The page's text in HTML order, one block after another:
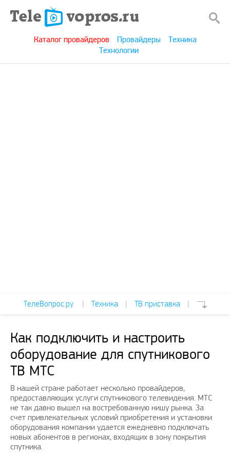
Каталог провайдеров Провайдеры
Техника
Технологии
ТелеВопрос.ру | Техника | ТВ приставка |
Как подключить и настроить
оборудование для спутникового
ТВ МТС
В нашей стране работает несколько провайдеров,
предоставляющих услуги спутникового телевидения. МТС
не так давно вышел на востребованную нишу рынка. За
счет привлекательных условий приобретения и установки
оборудования компании удается ежедневно подключать
новых абонентов в регионах, входящих в зону покрытия
спутника.